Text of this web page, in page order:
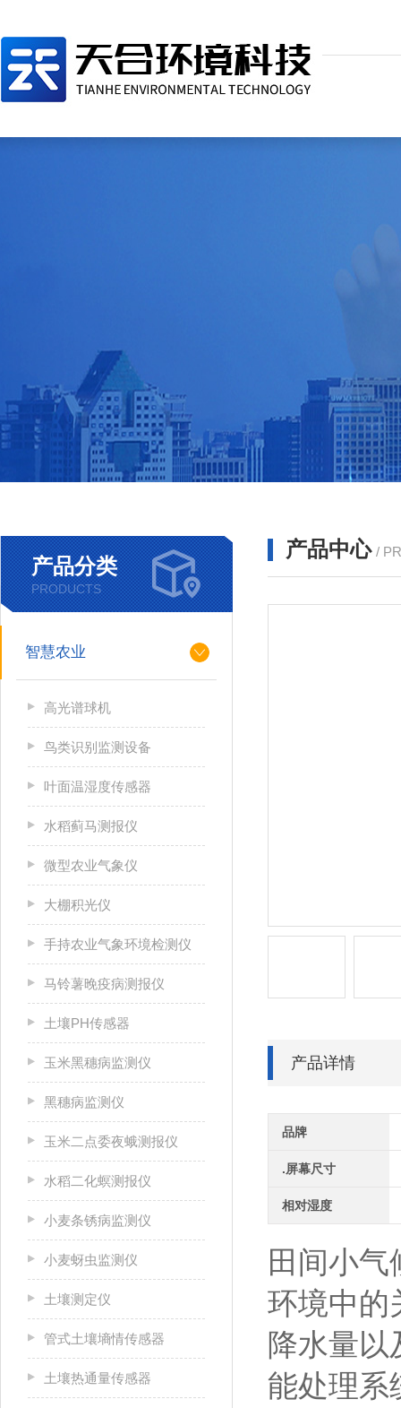
产品分类
PRODUCTS
智慧农业
高光谱球机
鸟类识别监测设备
叶面温湿度传感器
水稻蓟马测报仪
微型农业气象仪
大棚积光仪
手持农业气象环境检测仪
马铃薯晚疫病测报仪
土壤PH传感器
玉米黑穗病监测仪
黑穗病监测仪
玉米二点委夜蛾测报仪
水稻二化螟测报仪
小麦条锈病监测仪
小麦蚜虫监测仪
土壤测定仪
管式土壤墒情传感器
土壤热通量传感器
产品中心 /
产品详情
品牌
.屏幕尺寸
相对湿度
田间小
环境中的
降水量
能处理系